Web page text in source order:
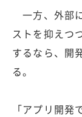
一方、外部
ストを抑えつ
するなら、開
る。
「アプリ開